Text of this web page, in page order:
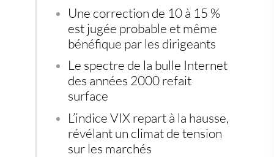
Une correction de 10 à 15 %
est jugée probable et même
bénéfique par les dirigeants
Le spectre de la bulle Internet
des années 2000refait
surface
L’indice VIX repart à la hausse,
révélant un climat de tension
sur les marchés